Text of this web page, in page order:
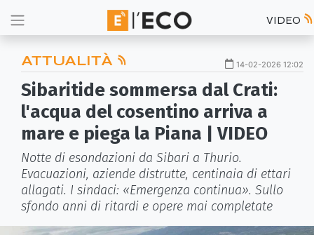
VIDEO
ATTUALITÀ 14-02-2026 12:02
Sibaritide sommersa dal Crati:
l'acqua del cosentino arriva a
mare e piega la Piana | VIDEO
Notte di esondazioni da Sibari a Thurio.
Evacuazioni, aziende distrutte, centinaia di ettari
allagati. I sindaci: «Emergenza continua». Sullo
sfondo anni di ritardi e opere mai completate